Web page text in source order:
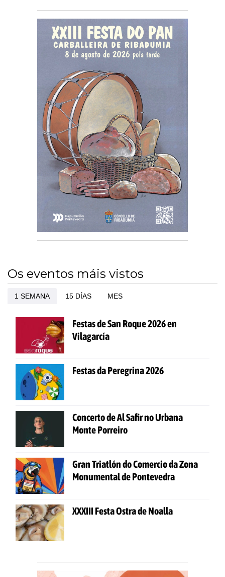
Os eventos máis vistos
1 SEMANA 15 DÍAS MES
Festas de San Roque 2026 en
Vilagarcía
Festas da Peregrina 2026
Concerto de Al Safir no Urbana
Monte Porreiro
Gran Triatlón do Comercio da Zona
Monumental de Pontevedra
XXXIII Festa Ostra de Noalla